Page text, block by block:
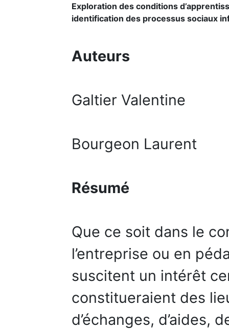
Exploration des conditions
identification des processus sociaux
Auteurs
Galtier Valentine
Bourgeon Laurent
Résumé
Que ce soit dans le
l’entreprise ou en
suscitent un intérêt
constitueraient des
d’échanges, d’aides,